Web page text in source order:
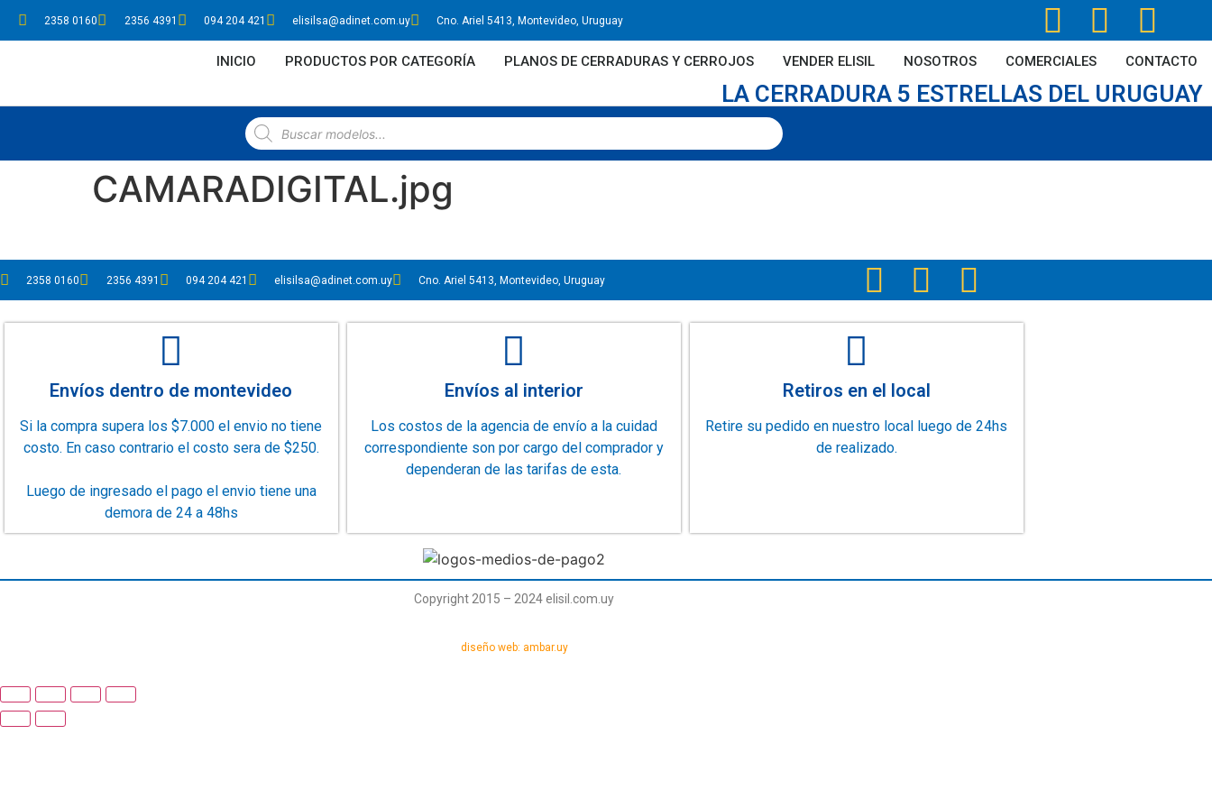
2358 0160 2356 4391 094 204 421 elisilsa@adinet.com.uy Cno. Ariel 5413, Montevideo, Uruguay
INICIO PRODUCTOS POR CATEGORÍA PLANOS DE CERRADURAS Y CERROJOS VENDER ELISIL NOSOTROS COMERCIALES CONTACTO
LA CERRADURA 5 ESTRELLAS DEL URUGUAY
CAMARADIGITAL.jpg
2358 0160 2356 4391 094 204 421 elisilsa@adinet.com.uy Cno. Ariel 5413, Montevideo, Uruguay
Envíos dentro de montevideo
Si la compra supera los $7.000 el envio no tiene
costo. En caso contrario el costo sera de $250.
Luego de ingresado el pago el envio tiene una
demora de 24 a 48hs
Envíos al interior
Los costos de la agencia de envío a la cuidad
correspondiente son por cargo del comprador y
dependeran de las tarifas de esta.
Retiros en el local
Retire su pedido en nuestro local luego de 24hs
de realizado.
Copyright 2015 – 2024 elisil.com.uy
diseño web: ambar.uy